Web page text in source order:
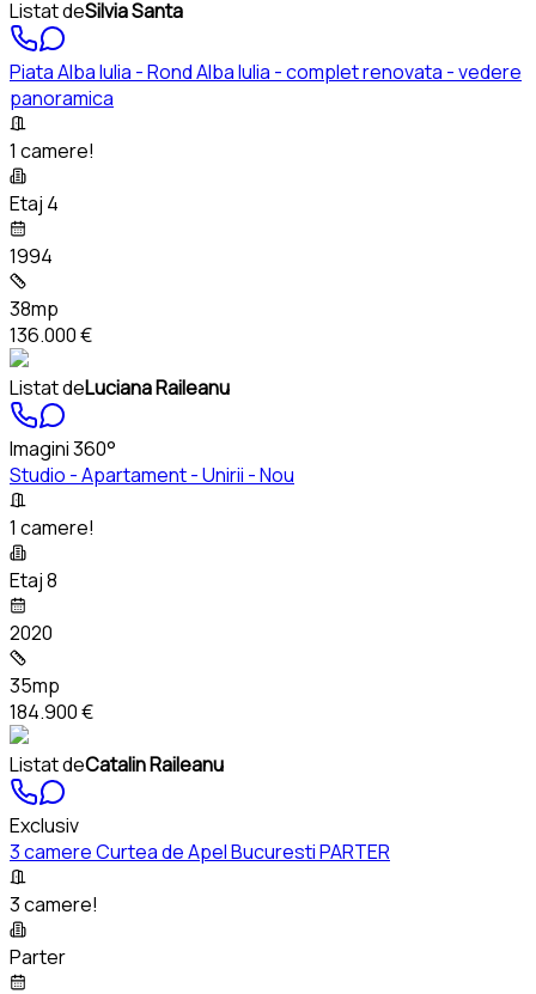
Listat deSilvia Santa
Piata Alba Iulia - Rond Alba Iulia - complet renovata - vedere
panoramica
1 camere!
Etaj 4
1994
38mp
136.000 €
Listat deLuciana Raileanu
Imagini 360°
Studio - Apartament - Unirii - Nou
1 camere!
Etaj 8
2020
35mp
184.900 €
Listat deCatalin Raileanu
Exclusiv
3 camere Curtea de Apel Bucuresti PARTER
3 camere!
Parter